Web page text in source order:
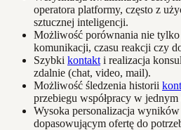
operatora platformy, często z
sztucznej inteligencji.
Możliwość porównania nie
komunikacji, czasu reakcji czy
Szybki kontakt i realizacja
zdalnie (chat, video, mail).
Możliwość śledzenia historii
przebiegu współpracy w jednym
Wysoka personalizacja
dopasowującym ofertę do